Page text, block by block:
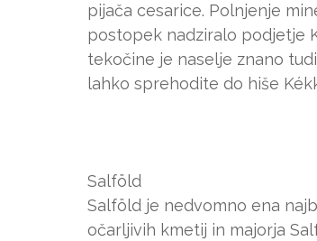
pijača cesarice. Polnjenje
postopek nadziralo podjetje
tekočine je naselje znano
lahko sprehodite do hiše
Salföld
Salföld je nedvomno ena
očarljivih kmetij in majorja